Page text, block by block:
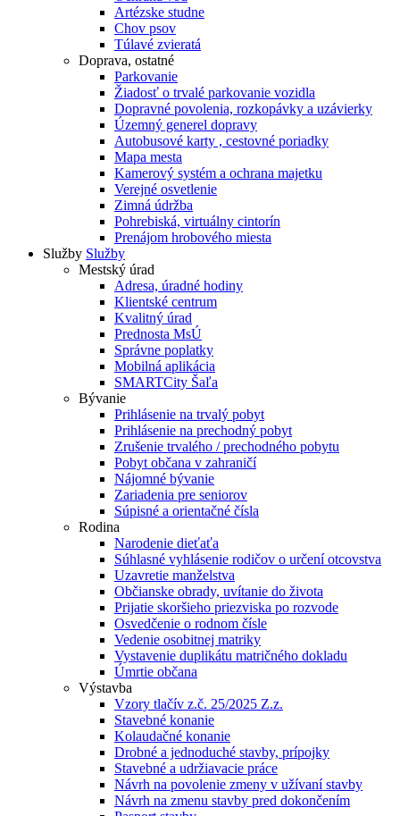
Artézske studne
Chov psov
Túlavé zvieratá
Doprava, ostatné
Parkovanie
Žiadosť o trvalé parkovanie vozidla
Dopravné povolenia, rozkopávky a uzávierky
Územný generel dopravy
Autobusové karty , cestovné poriadky
Mapa mesta
Kamerový systém a ochrana majetku
Verejné osvetlenie
Zimná údržba
Pohrebiská, virtuálny cintorín
Prenájom hrobového miesta
Služby Služby
Mestský úrad
Adresa, úradné hodiny
Klientské centrum
Kvalitný úrad
Prednosta MsÚ
Správne poplatky
Mobilná aplikácia
SMARTCity Šaľa
Bývanie
Prihlásenie na trvalý pobyt
Prihlásenie na prechodný pobyt
Zrušenie trvalého / prechodného pobytu
Pobyt občana v zahraničí
Nájomné bývanie
Zariadenia pre seniorov
Súpisné a orientačné čísla
Rodina
Narodenie dieťaťa
Súhlasné vyhlásenie rodičov o určení otcovstva
Uzavretie manželstva
Občianske obrady, uvítanie do života
Prijatie skoršieho priezviska po rozvode
Osvedčenie o rodnom čísle
Vedenie osobitnej matriky
Vystavenie duplikátu matričného dokladu
Úmrtie občana
Výstavba
Vzory tlačív z.č. 25/2025 Z.z.
Stavebné konanie
Kolaudačné konanie
Drobné a jednoduché stavby, prípojky
Stavebné a udržiavacie práce
Návrh na povolenie zmeny v užívaní stavby
Návrh na zmenu stavby pred dokončením